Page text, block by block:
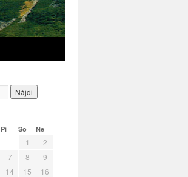
Pi So Ne
1
2
7 8
9
14 15
16